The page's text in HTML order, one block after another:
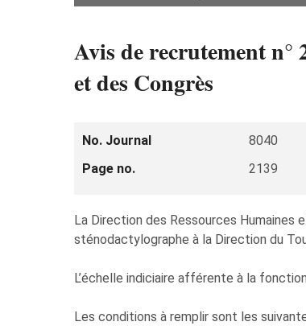
Avis de recrutement n°
et des Congrès
No. Journal 8040
Page no.
2139
La Direction des Ressources Humaines
sténodactylographe à la Direction du
L’échelle indiciaire afférente à la
Les conditions à remplir sont les